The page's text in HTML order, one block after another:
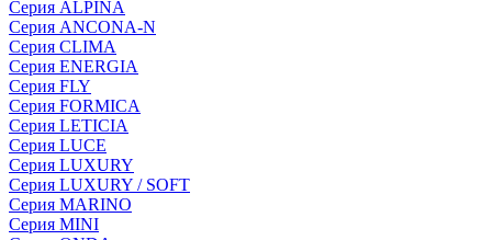
Серия ALPINA
Серия ANCONA-N
Серия CLIMA
Серия ENERGIA
Серия FLY
Серия FORMICA
Серия LETICIA
Серия LUCE
Серия LUXURY
Серия LUXURY / SOFT
Серия MARINO
Серия MINI